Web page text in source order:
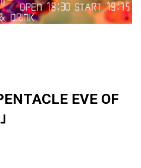
EVE OF